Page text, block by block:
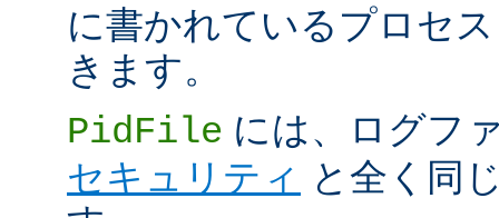
に書かれているプロセ
きます。
PidFile には、ログフ
セキュリティ と全く同